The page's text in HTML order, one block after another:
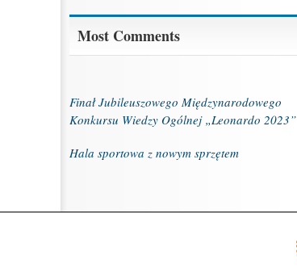
Most Comments
Finał Jubileuszowego Międzynarodowego
Konkursu Wiedzy Ogólnej „Leonardo 2023”
Hala sportowa z nowym sprzętem